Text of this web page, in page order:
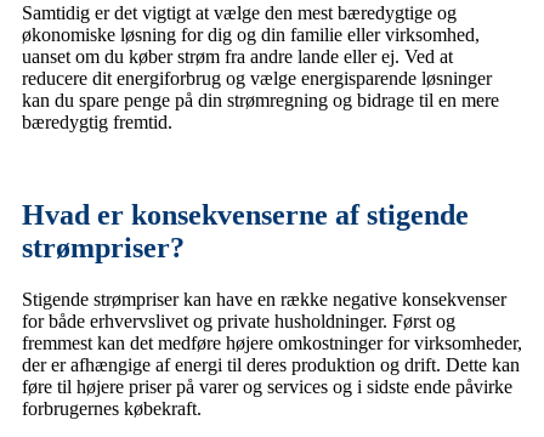
Samtidig er det vigtigt at vælge den mest bæredygtige og
økonomiske løsning for dig og din familie eller virksomhed,
uanset om du køber strøm fra andre lande eller ej. Ved at
reducere dit energiforbrug og vælge energisparende løsninger
kan du spare penge på din strømregning og bidrage til en mere
bæredygtig fremtid.
Hvad er konsekvenserne af stigende
strømpriser?
Stigende strømpriser kan have en række negative konsekvenser
for både erhvervslivet og private husholdninger. Først og
fremmest kan det medføre højere omkostninger for virksomheder,
der er afhængige af energi til deres produktion og drift. Dette kan
føre til højere priser på varer og services og i sidste ende påvirke
forbrugernes købekraft.